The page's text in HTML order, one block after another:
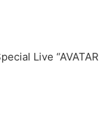
Live “AVATAR